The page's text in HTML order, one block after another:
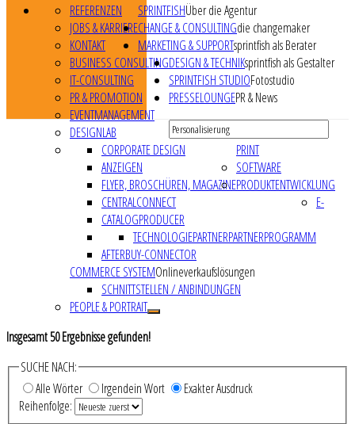
SPRINTFISHÜber die Agentur
REFERENZEN
JOBS & KARRIERE
KONTAKT
CHANGE & CONSULTINGdie changemaker
MARKETING & SUPPORTsprintfish als Berater
BUSINESS CONSULTING
IT-CONSULTING
PR & PROMOTION
EVENTMANAGEMENT
DESIGNLAB
DESIGN & TECHNIKsprintfish als Gestalter
PRINT
CORPORATE DESIGN
ANZEIGEN
FLYER, BROSCHÜREN, MAGAZINE
SOFTWARE
CENTRALCONNECT
CATALOGPRODUCER
PARTNERPROGRAMM
TECHNOLOGIEPARTNER
AFTERBUY-CONNECTOR
PRODUKTENTWICKLUNG
E-
COMMERCE SYSTEMOnlineverkaufslösungen
SCHNITTSTELLEN / ANBINDUNGEN
SPRINTFISH STUDIOFotostudio
PEOPLE & PORTRAIT
PRESSELOUNGEPR & News
Insgesamt50Ergebnisse gefunden!
SUCHE NACH:
Alle Wörter
Irgendein Wort
Exakter Ausdruck
Reihenfolge: